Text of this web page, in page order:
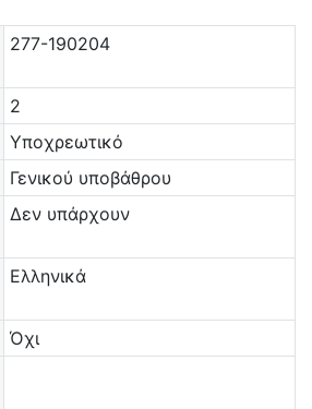
277-190204
2
Υποχρεωτικό
Γενικού υποβάθρου
Δεν υπάρχουν
Ελληνικά
Όχι